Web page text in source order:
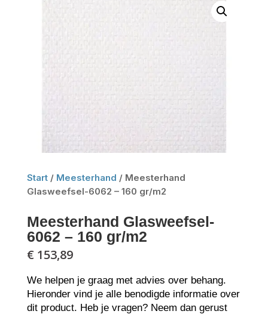
Start/ Meesterhand / Meesterhand
Glasweefsel-6062 – 160 gr/m2
Meesterhand Glasweefsel-
6062 – 160 gr/m2
€153,89
We helpen je graag met advies over behang.
Hieronder vind je alle benodigde informatie over
dit product. Heb je vragen? Neem dan gerust